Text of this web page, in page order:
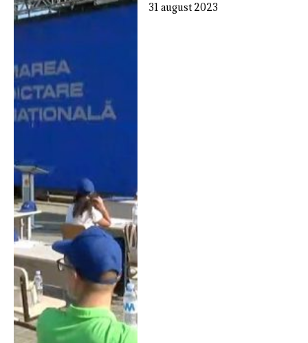
31 august 2023